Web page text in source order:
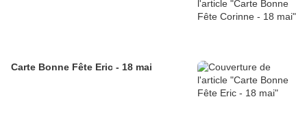
Carte Bonne Fête Eric - 18 mai